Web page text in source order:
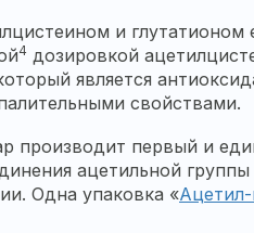
и глутатионом
4 дозировкой
является
свойствами.
производит первый и
ацетильной
Одна упаковка «Ацетил-